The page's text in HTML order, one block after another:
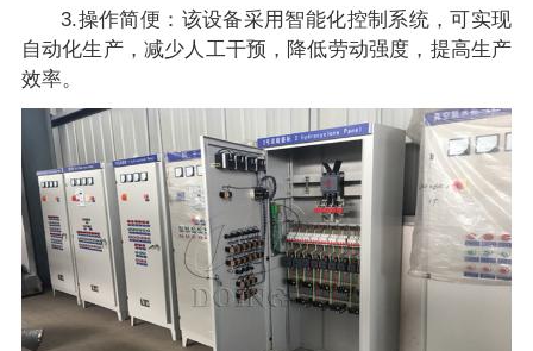
3.操作简便：该设备采用智能化控制系统，可实现
自动化生产，减少人工干预，降低劳动强度，提高生产
效率。